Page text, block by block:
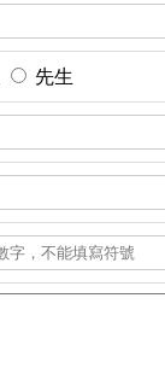
先生